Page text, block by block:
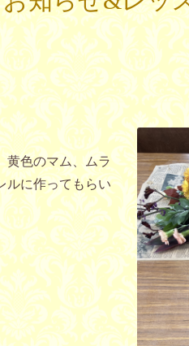
黄色のマム、ムラ
ルに作ってもらい